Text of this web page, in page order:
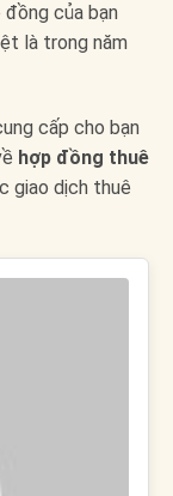
của bạn
là trong năm
cấp cho bạn
hợp đồng thuê
giao dịch thuê